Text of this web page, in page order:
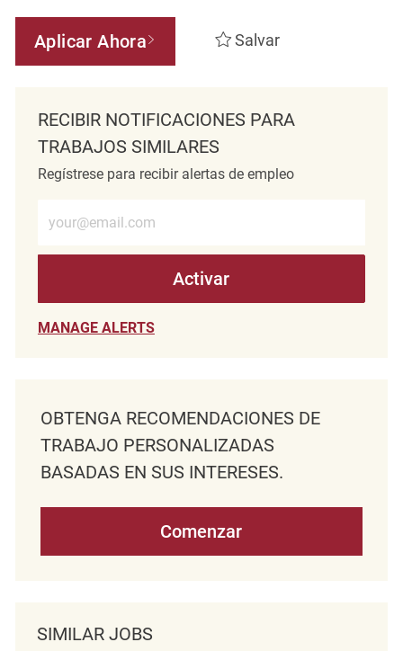
Aplicar Ahora Salvar
RECIBIR NOTIFICACIONES PARA
TRABAJOS SIMILARES
Regístrese para recibir alertas de empleo
Activar
MANAGE ALERTS
OBTENGA RECOMENDACIONES DE
TRABAJO PERSONALIZADAS
BASADAS EN SUS INTERESES.
Comenzar
SIMILAR JOBS